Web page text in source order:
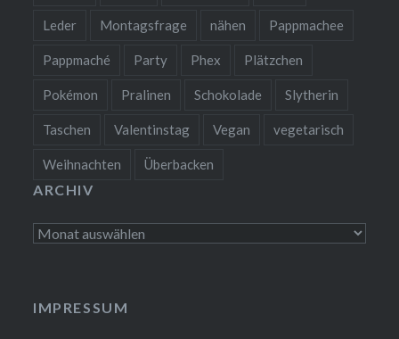
Leder Montagsfrage nähen Pappmachee
Pappmaché Party Phex Plätzchen
Pokémon Pralinen Schokolade Slytherin
Taschen Valentinstag Vegan vegetarisch
Weihnachten Überbacken
ARCHIV
Archiv
IMPRESSUM